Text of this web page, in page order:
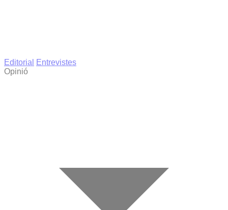
Editorial
Entrevistes
Opinió